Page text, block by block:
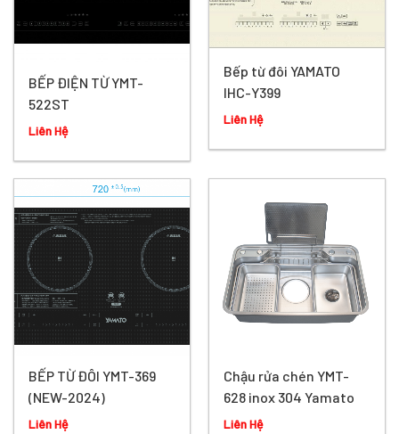
BẾP ĐIỆN TỪ YMT-
522ST
Liên Hệ
Bếp từ đôi YAMATO
IHC-Y399
Liên Hệ
BẾP TỪ ĐÔI YMT-369
(NEW-2024)
Liên Hệ
Chậu rửa chén YMT-
628 inox 304 Yamato
Cao Cấp
Liên Hệ